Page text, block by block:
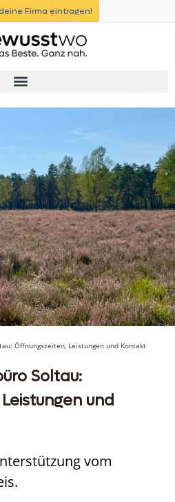
Firma eintragen!
Öffnungszeiten, Leistungen und Kontakt
Soltau:
und
vom